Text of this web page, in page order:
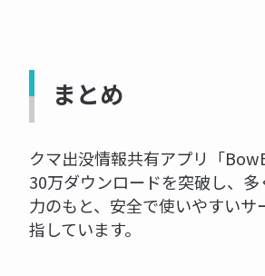
まとめ
クマ出没情報共有アプリ「
30万ダウンロードを突破し、
力のもと、安全で使いやすいサ
指しています。